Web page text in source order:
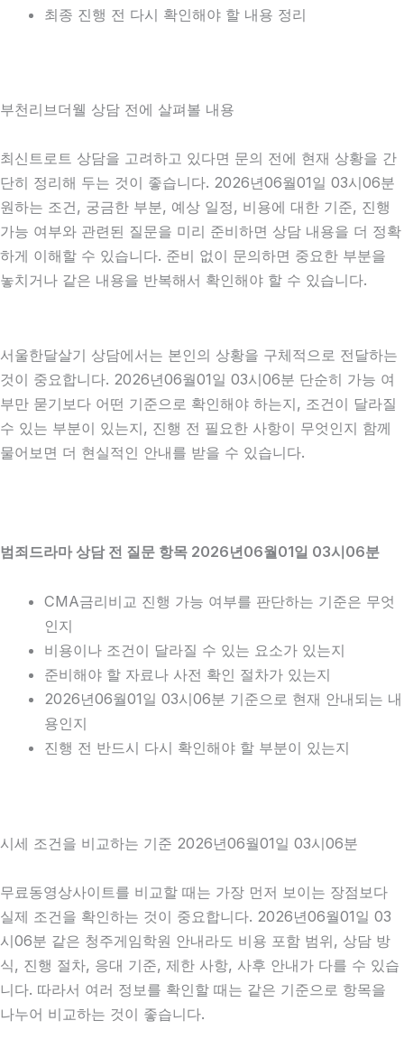
최종 진행 전 다시 확인해야 할 내용 정리
부천리브더웰 상담 전에 살펴볼 내용
최신트로트 상담을 고려하고 있다면 문의 전에 현재 상황을 간
단히 정리해 두는 것이 좋습니다. 2026년06월01일 03시06분
원하는 조건, 궁금한 부분, 예상 일정, 비용에 대한 기준, 진행
가능 여부와 관련된 질문을 미리 준비하면 상담 내용을 더 정확
하게 이해할 수 있습니다. 준비 없이 문의하면 중요한 부분을
놓치거나 같은 내용을 반복해서 확인해야 할 수 있습니다.
서울한달살기 상담에서는 본인의 상황을 구체적으로 전달하는
것이 중요합니다. 2026년06월01일 03시06분 단순히 가능 여
부만 묻기보다 어떤 기준으로 확인해야 하는지, 조건이 달라질
수 있는 부분이 있는지, 진행 전 필요한 사항이 무엇인지 함께
물어보면 더 현실적인 안내를 받을 수 있습니다.
범죄드라마 상담 전 질문 항목 2026년06월01일 03시06분
CMA금리비교 진행 가능 여부를 판단하는 기준은 무엇
인지
비용이나 조건이 달라질 수 있는 요소가 있는지
준비해야 할 자료나 사전 확인 절차가 있는지
2026년06월01일 03시06분 기준으로 현재 안내되는 내
용인지
진행 전 반드시 다시 확인해야 할 부분이 있는지
시세 조건을 비교하는 기준 2026년06월01일 03시06분
무료동영상사이트를 비교할 때는 가장 먼저 보이는 장점보다
실제 조건을 확인하는 것이 중요합니다. 2026년06월01일 03
시06분 같은 청주게임학원 안내라도 비용 포함 범위, 상담 방
식, 진행 절차, 응대 기준, 제한 사항, 사후 안내가 다를 수 있습
니다. 따라서 여러 정보를 확인할 때는 같은 기준으로 항목을
나누어 비교하는 것이 좋습니다.